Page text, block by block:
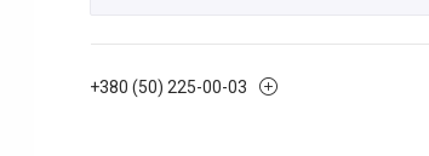
+380 (50) 225-00-03